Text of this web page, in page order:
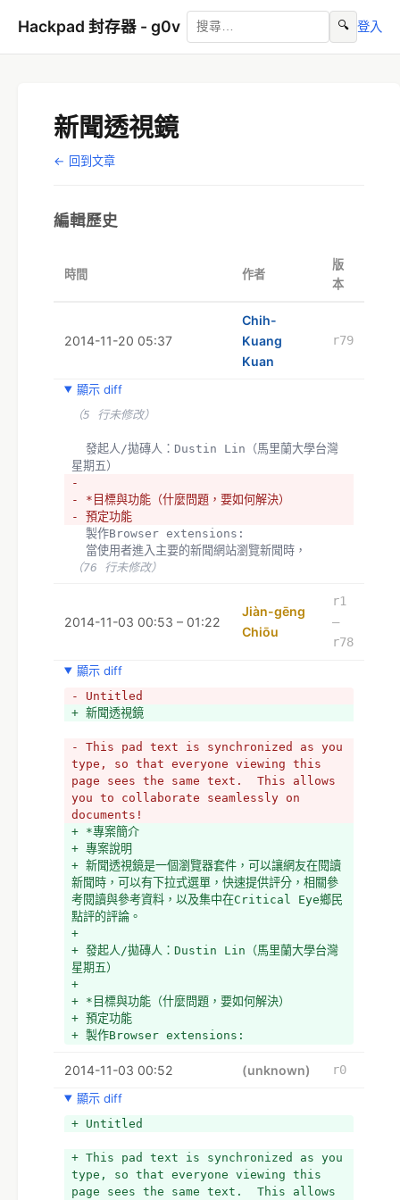
Hackpad 封存器 - g0v 🔍 登入
新聞透視鏡
← 回到文章
編輯歷史
時間 作者
版
本
2014-11-20 05:37
Chih-
Kuang
Kuan
r79
顯示 diff
（5 行未修改）
星期五）
-
- *目標與功能（什麼問題，要如何解決）
- 預定功能
  製作Browser extensions:
  當使用者進入主要的新聞網站瀏覽新聞時，
（76 行未修改）
2014-11-03 00:53 – 01:22
Jiàn-gēng
Chiōu
r1
–
r78
顯示 diff
- Untitled
+ 新聞透視鏡
- This pad text is synchronized as you
type, so that everyone viewing this
page sees the same text.  This allows
you to collaborate seamlessly on
documents!
+ *專案簡介
+ 專案說明
+ 新聞透視鏡是一個瀏覽器套件，可以讓網友在閱讀
新聞時，可以有下拉式選單，快速提供評分，相關參
考閱讀與參考資料，以及集中在Critical Eye鄉民
點評的評論。
+
+ 發起人/拋磚人：Dustin Lin（馬里蘭大學台灣
星期五）
+
+ *目標與功能（什麼問題，要如何解決）
+ 預定功能
+ 製作Browser extensions:
+ *新聞中提及的政治人物都變成超連結，游標移上
的表現給分（1~5），給完分後可以選擇是否給理由
與分析。該下拉式選單也有連結到該人物
+ 兩大功能：
+ *看新聞時，依照人物角色給予人物資訊
+ *職務
2014-11-03 00:52 (unknown)
r0
顯示 diff
+ Untitled
+ This pad text is synchronized as you
type, so that everyone viewing this
page sees the same text.  This allows